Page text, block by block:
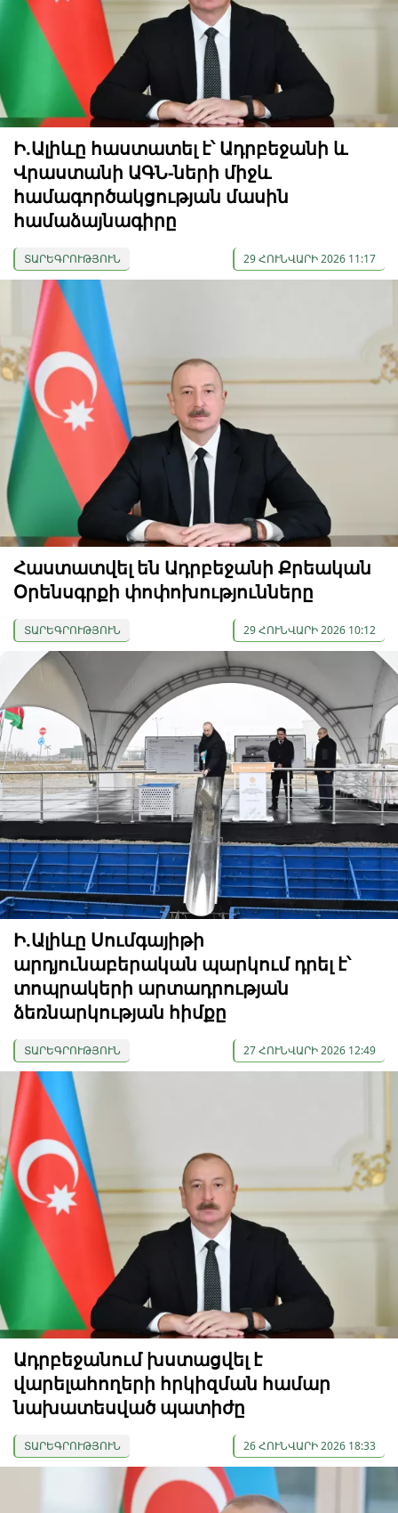
Ի.Ալիևը հաստատել է՝ Ադրբեջանի և
Վրաստանի ԱԳՆ-ների միջև
համագործակցության մասին
համաձայնագիրը
ՏԱՐԵԳՐՈՒԹՅՈՒՆ 29 ՀՈՒՆՎԱՐԻ 2026 11:17
Հաստատվել են Ադրբեջանի Քրեական
Օրենսգրքի փոփոխությունները
ՏԱՐԵԳՐՈՒԹՅՈՒՆ 29 ՀՈՒՆՎԱՐԻ 2026 10:12
Ի.Ալիևը Սումգայիթի
արդյունաբերական պարկում դրել է՝
տոպրակերի արտադրության
ձեռնարկության հիմքը
ՏԱՐԵԳՐՈՒԹՅՈՒՆ 27 ՀՈՒՆՎԱՐԻ 2026 12:49
Ադրբեջանում խստացվել է
վարելահողերի հրկիզման համար
նախատեսված պատիժը
ՏԱՐԵԳՐՈՒԹՅՈՒՆ 26 ՀՈՒՆՎԱՐԻ 2026 18:33